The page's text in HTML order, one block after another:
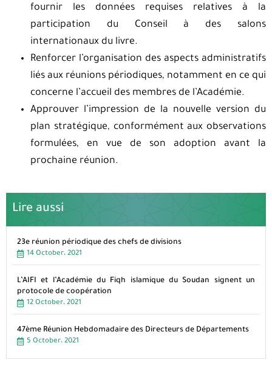
fournir les données requises relatives à la
participation du Conseil à des salons
internationaux du livre.
Renforcer l’organisation des aspects administratifs
liés aux réunions périodiques, notamment en ce qui
concerne l’accueil des membres de l’Académie.
Approuver l’impression de la nouvelle version du
plan stratégique, conformément aux observations
formulées, en vue de son adoption avant la
prochaine réunion.
Lire aussi
23e réunion périodique des chefs de divisions
14 October، 2021
L’AIFI et l’Académie du Fiqh islamique du Soudan signent un
protocole de coopération
12 October، 2021
47ème Réunion Hebdomadaire des Directeurs de Départements
5 October، 2021